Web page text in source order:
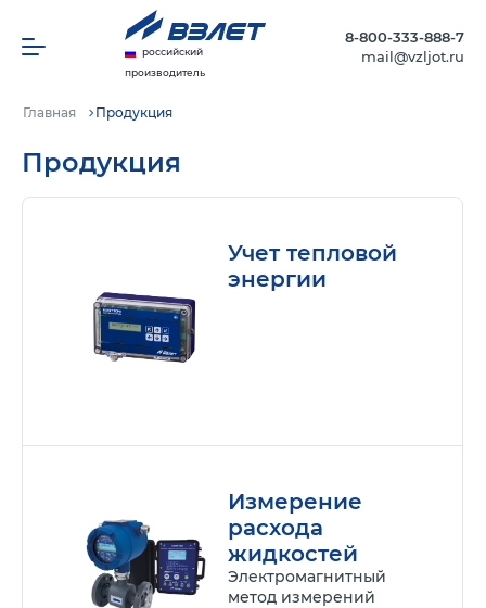
российский
производитель
8-800-333-888-7
mail@vzljot.ru
Главная Продукция
Продукция
Учет тепловой
энергии
Измерение
расхода
жидкостей
Электромагнитный
метод измерений